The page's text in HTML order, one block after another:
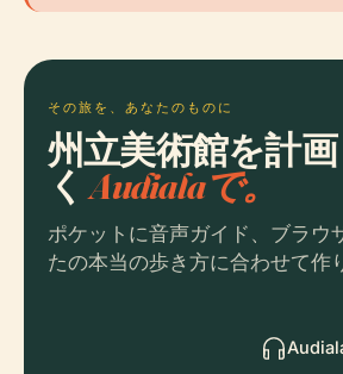
その旅を、あなたのものに
州立美術館を計
くAudialaで。
ポケットに音声ガイド、ブラウ
たの本当の歩き方に合わせて作